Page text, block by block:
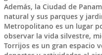
Además, la Ciudad de
natural y sus parques y
Metropolitano es un lugar
observar la vida silvestre,
Torrijos es un gran espacio